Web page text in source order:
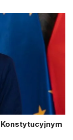
Konstytucyjnym